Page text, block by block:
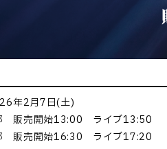
年2月7日(土)
販売開始13:00 ライブ13:50
販売開始16:30 ライブ17:20